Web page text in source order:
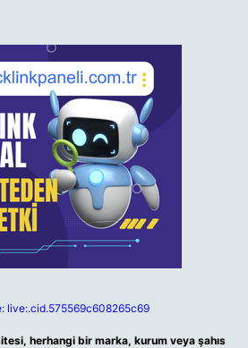
live:.cid.575569c608265c69
herhangi bir marka, kurum veya şahıs